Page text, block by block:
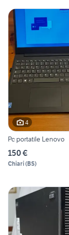
4
Pc portatile Lenovo
150 €
Chiari(BS)